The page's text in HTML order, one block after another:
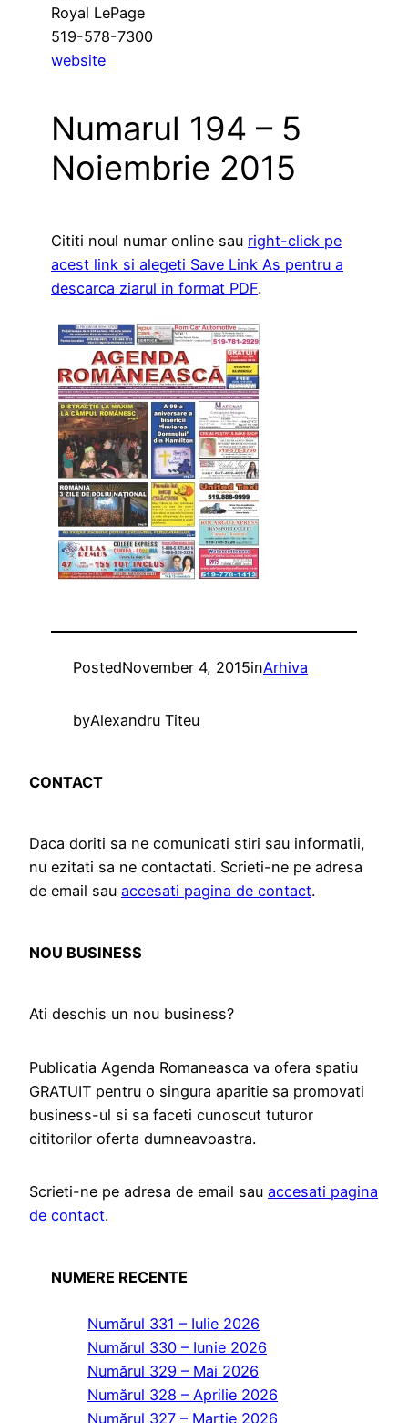
Royal LePage
519-578-7300
website
Numarul 194 – 5
Noiembrie 2015
Cititi noul numar online sau right-click pe
acest link si alegeti Save Link As pentru a
descarca ziarul in format PDF.
PostedNovember 4, 2015inArhiva
byAlexandru Titeu
CONTACT
Daca doriti sa ne comunicati stiri sau informatii,
nu ezitati sa ne contactati. Scrieti-ne pe adresa
de email sau accesati pagina de contact.
NOU BUSINESS
Ati deschis un nou business?
Publicatia Agenda Romaneasca va ofera spatiu
GRATUIT pentru o singura aparitie sa promovati
business-ul si sa faceti cunoscut tuturor
cititorilor oferta dumneavoastra.
Scrieti-ne pe adresa de email sau accesati pagina
de contact.
NUMERE RECENTE
Numărul 331 – Iulie 2026
Numărul 330 – Iunie 2026
Numărul 329 – Mai 2026
Numărul 328 – Aprilie 2026
Numărul 327 – Martie 2026